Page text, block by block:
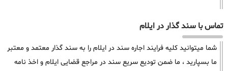
تماس با سند گذار در ایلام
شما میتوانید کلیه فرایند اجاره سند در ایلام را به سند گذار معتمد و معتبر
ما بسپارید ، ما ضمن تودیع سریع سند در مراجع قضایی ایلام و اخذ نامه